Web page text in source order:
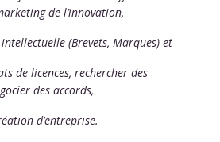
de l’innovation,
(Brevets, Marques) et
de licences, rechercher des
des accords,
d’entreprise.